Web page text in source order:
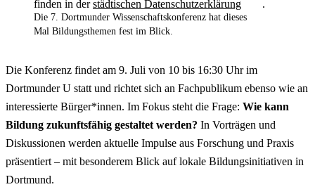
finden in derstädtischen Datenschutzerklärung .
Die 7. Dortmunder Wissenschaftskonferenz hat dieses
Mal Bildungsthemen fest im Blick.
Die Konferenz findet am 9. Juli von 10 bis 16:30 Uhr im
Dortmunder U statt und richtet sich an Fachpublikum ebenso wie an
interessierte Bürger*innen. Im Fokus steht die Frage: Wie kann
Bildung zukunftsfähig gestaltet werden? In Vorträgen und
Diskussionen werden aktuelle Impulse aus Forschung und Praxis
präsentiert – mit besonderem Blick auf lokale Bildungsinitiativen in
Dortmund.